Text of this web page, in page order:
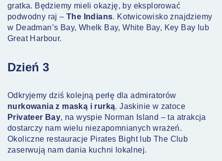
gratka. Będziemy mieli okazję, by eksplorować
podwodny raj –The Indians. Kotwicowisko znajdziemy
w Deadman’s Bay, Whelk Bay, White Bay, Key Bay lub
Great Harbour.
Dzień 3
Odkryjemy dziś kolejną perłę dla admiratorów
nurkowania z maską i rurką. Jaskinie w zatoce
Privateer Bay, na wyspie Norman Island – ta atrakcja
dostarczy nam wielu niezapomnianych wrażeń.
Okoliczne restauracje Pirates Bight lub The Club
zaserwują nam dania kuchni lokalnej.